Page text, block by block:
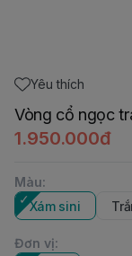
Yêu thích
Vòng cổ ngọc
1.950.000đ
Màu:
Xám sini
Đơn vị: